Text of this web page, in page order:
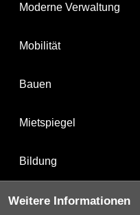
Moderne Verwaltung
Mobilität
Bauen
Mietspiegel
Bildung
Weitere Informationen